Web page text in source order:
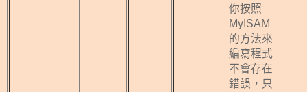
你按照
MyISAM
的方法來
編寫程式
不會存在
錯誤，只